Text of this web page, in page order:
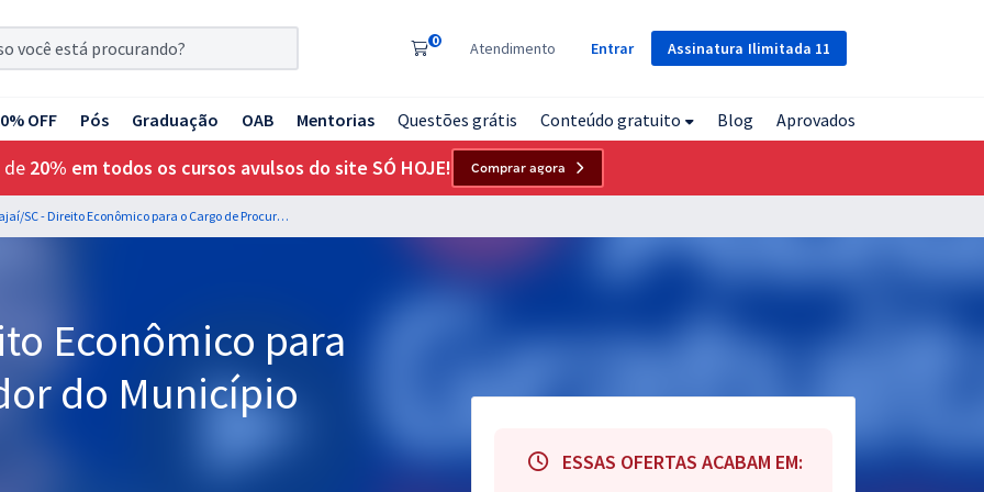
Assinatura Ilimitada 11
0 Atendimento Entrar
OFF Pós Graduação OAB Mentorias Questões grátis Conteúdo gratuito Blog Aprovados
de 20% em todos os cursos avulsos do site SÓ HOJE! Comprar agora
PGM Itajaí/SC - Direito Econômico para o Cargo de Procurador do Município (Pós-Edital)
Econômico para
do Município
ESSAS OFERTAS ACABAM EM: